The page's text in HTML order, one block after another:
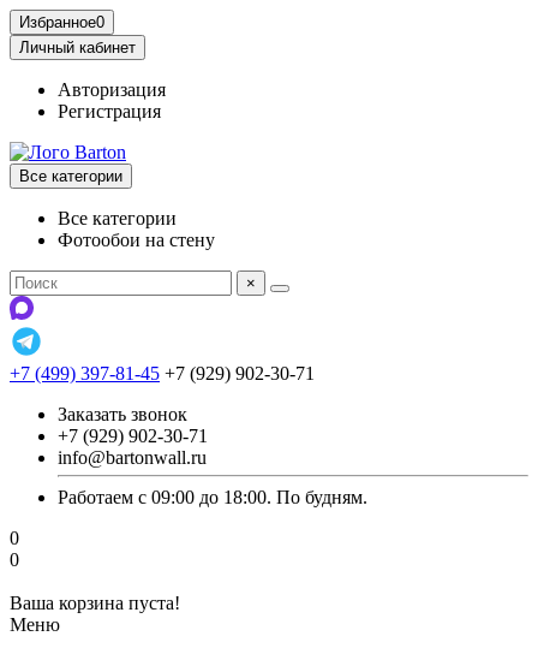
Избранное0
Личный кабинет
Авторизация
Регистрация
Все категории
Все категории
Фотообои на стену
×
+7 (499) 397-81-45 +7 (929) 902-30-71
Заказать звонок
+7 (929) 902-30-71
info@bartonwall.ru
Работаем с 09:00 до 18:00. По будням.
0
0
Ваша корзина пуста!
Меню